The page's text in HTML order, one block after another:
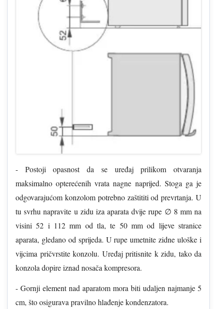
- Postoji opasnost da se uređaj prilikom otvaranja
maksimalno opterećenih vrata nagne naprijed. Stoga ga je
odgovarajućom konzolom potrebno zaštititi od prevrtanja. U
tu svrhu napravite u zidu iza aparata dvije rupe ∅ 8 mm na
visini 52 i 112 mm od tla, te 50 mm od lijeve stranice
aparata, gledano od sprijeda. U rupe umetnite zidne uloške i
vijcima pričvrstite konzolu. Uređaj pritisnite k zidu, tako da
konzola dopire iznad nosača kompresora.
- Gornji element nad aparatom mora biti udaljen najmanje 5
cm, što osigurava pravilno hlađenje kondenzatora.